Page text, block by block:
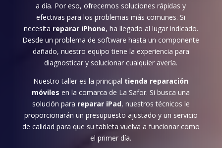
a día. Por eso, ofrecemos soluciones rápidas y
efectivas para los problemas más comunes. Si
necesita reparar iPhone, ha llegado al lugar indicado.
Desde un problema de software hasta un componente
dañado, nuestro equipo tiene la experiencia para
diagnosticar y solucionar cualquier avería.
Nuestro taller es la principal tienda reparación
móviles en la comarca de La Safor. Si busca una
solución para reparar iPad, nuestros técnicos le
proporcionarán un presupuesto ajustado y un servicio
de calidad para que su tableta vuelva a funcionar como
el primer día.